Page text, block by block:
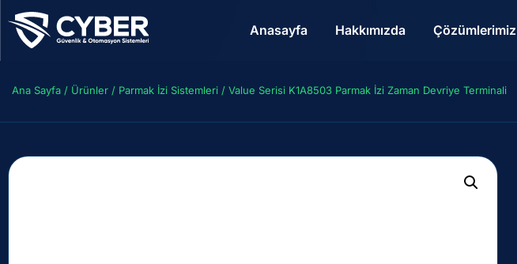
Anasayfa Hakkımızda Çözümlerimiz
Ana Sayfa / Ürünler / Parmak İzi Sistemleri / Value Serisi K1A8503 Parmak İzi Zaman Devriye Terminali